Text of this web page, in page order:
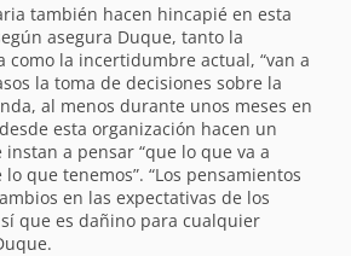
también hacen hincapié en esta
asegura Duque, tanto la
la incertidumbre actual, “van a
la toma de decisiones sobre la
al menos durante unos meses en
esta organización hacen un
a pensar “que lo que va a
que tenemos”. “Los pensamientos
en las expectativas de los
que es dañino para cualquier